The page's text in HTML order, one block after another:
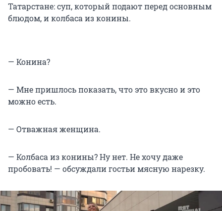
Татарстане: суп, который подают перед основным
блюдом, и колбаса из конины.
— Конина?
— Мне пришлось показать, что это вкусно и это
можно есть.
— Отважная женщина.
— Колбаса из конины? Ну нет. Не хочу даже
пробовать! — обсуждали гостьи мясную нарезку.